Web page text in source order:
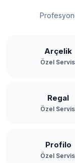
Arçelik
Özel
Regal
Özel
Profilo
Özel